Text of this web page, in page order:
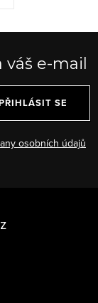
e-mail
osobních údajů
SE